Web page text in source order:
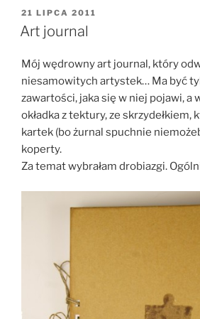
OPUBLIKOWANE
W
21 LIPCA 2011
Art journal
Mój wędrowny art journal, który
niesamowitych artystek… Ma być
zawartości, jaka się w niej pojawi, a
okładka z tektury, ze skrzydełkiem,
kartek (bo żurnal spuchnie
koperty.
Za temat wybrałam drobiazgi.